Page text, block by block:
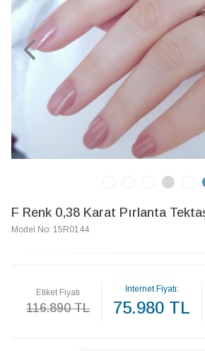
F Renk 0,38 Karat Pırlanta
Model No: 15R0144
Etiket Fiyatı
116.890 TL
İnternet Fiyatı:
75.980 TL